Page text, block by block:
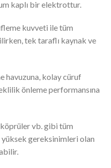
kaplı bir elektrottur.
kuvveti ile tüm
tek taraflı kaynak ve
havuzuna, kolay cüruf
önleme performansına
köprüler vb. gibi tüm
gereksinimleri olan